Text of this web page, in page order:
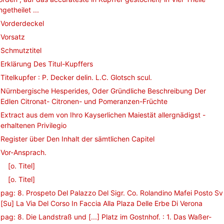
...
Vorderdeckel
Vorsatz
Schmutztitel
Erklärung Des Titul-Kupffers
Titelkupfer : P. Decker delin. L.C. Glotsch scul.
Nürnbergische Hesperides, Oder Gründliche Beschreibung Der
Edlen Citronat- Citronen- und Pomeranzen-Früchte
Extract aus dem von Ihro Kayserlichen Maiestät allergnädigst -
erhaltenen Privilegio
Register über Den Inhalt der sämtlichen Capitel
Vor-Ansprach.
[o. Titel]
[o. Titel]
pag: 8. Prospeto Del Palazzo Del Sigr. Co. Rolandino Mafei Posto Sv
[Su] La Via Del Corso In Faccia Alla Plaza Delle Erbe Di Verona
pag: 8. Die Landstraß und [...] Platz im Gostnhof. : 1. Das Waßer-